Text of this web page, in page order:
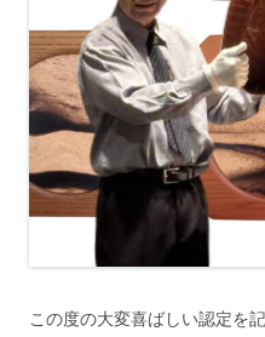
この度の大変喜ばしい認定を